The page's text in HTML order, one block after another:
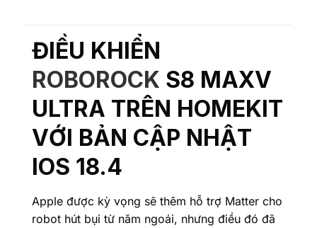
ĐIỀU KHIỂN
ROBOROCK S8 MAXV
ULTRA TRÊN HOMEKIT
VỚI BẢN CẬP NHẬT
IOS 18.4
Apple được kỳ vọng sẽ thêm hỗ trợ Matter cho
robot hút bụi từ năm ngoái, nhưng điều đó đã